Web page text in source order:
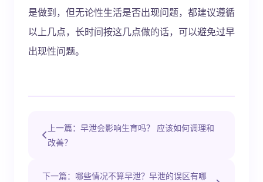
是做到，但无论性生活是否出现问题，都建议遵循
以上几点，长时间按这几点做的话，可以避免过早
出现性问题。
上一篇：早泄会影响生育吗？ 应该如何调理和
改善？
下一篇：哪些情况不算早泄？早泄的误区有哪